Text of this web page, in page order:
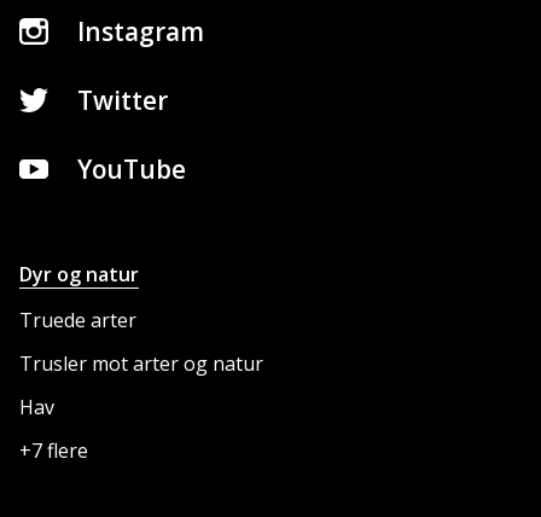
Instagram
Twitter
YouTube
NETTSTEDET
Dyr og natur
Truede arter
Trusler mot arter og natur
Hav
+7 flere